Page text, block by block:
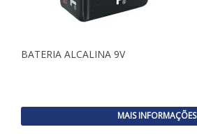
BATERIA ALCALINA 9V
MAIS INFORMAÇÕES